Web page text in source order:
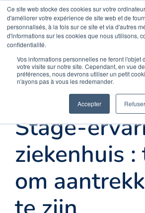
Ce site web stocke des cookies sur votre
d'améliorer votre expérience de site web et de
personnalisés, à la fois sur ce site et via d'autres
d'informations sur les cookies que nous utilisons,
confidentialité.
Vos informations personnelles ne feront l'objet
votre visite sur notre site. Cependant, en vue
préférences, nous devrons utiliser un petit
n'ayons pas à vous les redemander.
Accepter Refuser
Skip
to
content
Opal Solutions
Onthaal
Oplossingen
Uw behoeften
Stage-
ziekenhuis
om